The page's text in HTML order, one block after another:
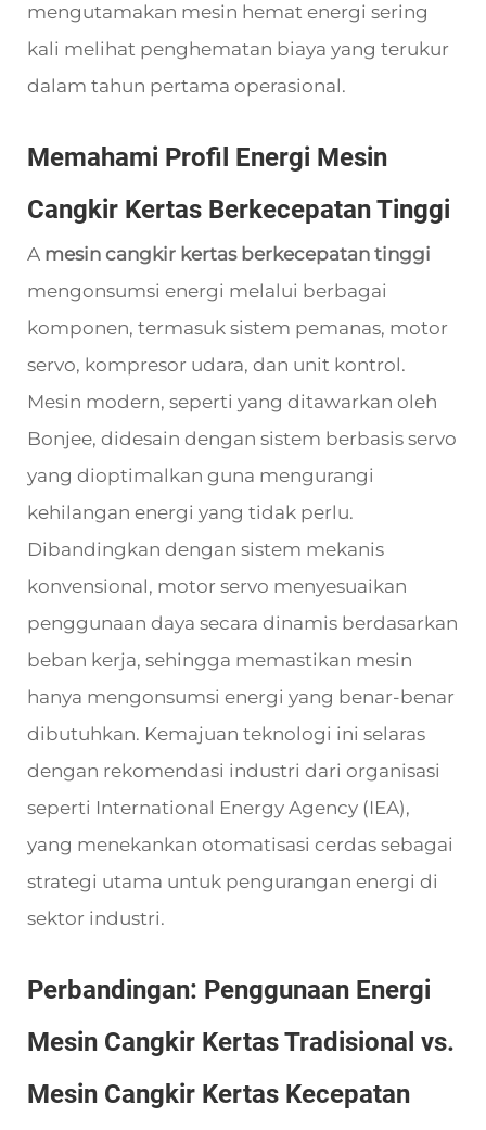
mengutamakan mesin hemat energi sering
kali melihat penghematan biaya yang terukur
dalam tahun pertama operasional.
Memahami Profil Energi Mesin
Cangkir Kertas Berkecepatan Tinggi
A mesin cangkir kertas berkecepatan tinggi
mengonsumsi energi melalui berbagai
komponen, termasuk sistem pemanas, motor
servo, kompresor udara, dan unit kontrol.
Mesin modern, seperti yang ditawarkan oleh
Bonjee, didesain dengan sistem berbasis servo
yang dioptimalkan guna mengurangi
kehilangan energi yang tidak perlu.
Dibandingkan dengan sistem mekanis
konvensional, motor servo menyesuaikan
penggunaan daya secara dinamis berdasarkan
beban kerja, sehingga memastikan mesin
hanya mengonsumsi energi yang benar-benar
dibutuhkan. Kemajuan teknologi ini selaras
dengan rekomendasi industri dari organisasi
seperti International Energy Agency (IEA),
yang menekankan otomatisasi cerdas sebagai
strategi utama untuk pengurangan energi di
sektor industri.
Perbandingan: Penggunaan Energi
Mesin Cangkir Kertas Tradisional vs.
Mesin Cangkir Kertas Kecepatan